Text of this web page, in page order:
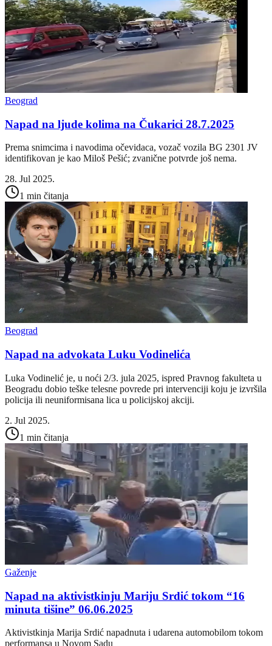
Beograd
Napad na ljude kolima na Čukarici 28.7.2025
Prema snimcima i navodima očevidaca, vozač vozila BG 2301 JV
identifikovan je kao Miloš Pešić; zvanične potvrde još nema.
28. Jul 2025.
1 min čitanja
Beograd
Napad na advokata Luku Vodinelića
Luka Vodinelić je, u noći 2/3. jula 2025, ispred Pravnog fakulteta u
Beogradu dobio teške telesne povrede pri intervenciji koju je izvršila
policija ili neuniformisana lica u policijskoj akciji.
2. Jul 2025.
1 min čitanja
Gaženje
Napad na aktivistkinju Mariju Srdić tokom “16
minuta tišine” 06.06.2025
Aktivistkinja Marija Srdić napadnuta i udarena automobilom tokom
performansa u Novom Sadu